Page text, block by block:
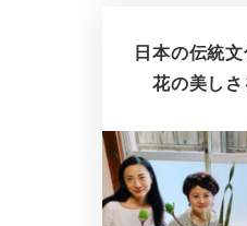
日本の伝統
花の美し